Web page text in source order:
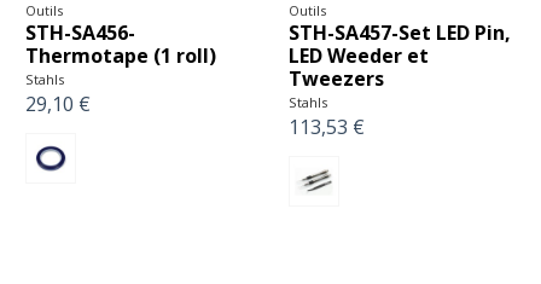
Outils
STH-SA456-
Thermotape (1 roll)
Stahls
29,10 €
Outils
STH-SA457-Set LED Pin,
LED Weeder et
Tweezers
Stahls
113,53 €